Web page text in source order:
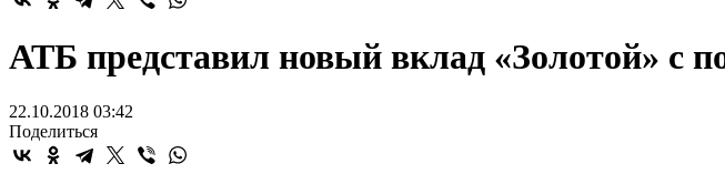
АТБ представил новый вклад «Золотой» с
22.10.2018 03:42
Поделиться